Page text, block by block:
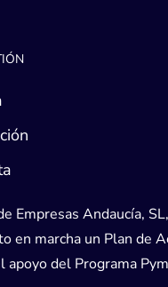
Empresas Andaucía,
en marcha un Plan
del Programa